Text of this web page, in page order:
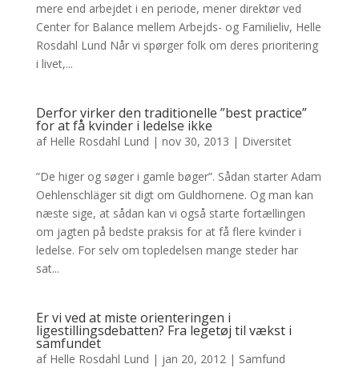
mere end arbejdet i en periode, mener direktør ved
Center for Balance mellem Arbejds- og Familieliv, Helle
Rosdahl Lund Når vi spørger folk om deres prioritering
i livet,...
Derfor virker den traditionelle ”best practice”
for at få kvinder i ledelse ikke
af Helle Rosdahl Lund | nov 30, 2013 | Diversitet
”De higer og søger i gamle bøger”. Sådan starter Adam
Oehlenschläger sit digt om Guldhornene. Og man kan
næste sige, at sådan kan vi også starte fortællingen
om jagten på bedste praksis for at få flere kvinder i
ledelse. For selv om topledelsen mange steder har
sat...
Er vi ved at miste orienteringen i
ligestillingsdebatten? Fra legetøj til vækst i
samfundet
af Helle Rosdahl Lund | jan 20, 2012| Samfund